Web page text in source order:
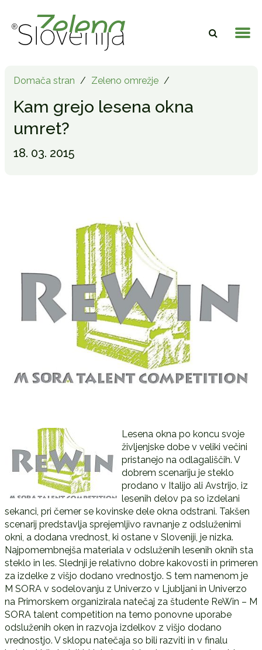
Domača stran / Zeleno omrežje /
Kam grejo lesena okna
umret?
18. 03. 2015
Lesena okna po koncu svoje
življenjske dobe v veliki večini
pristanejo na odlagališčih. V
dobrem scenariju je steklo
prodano v Italijo ali Avstrijo, iz
lesenih delov pa so izdelani
sekanci, pri čemer se kovinske dele okna odstrani. Takšen
scenarij predstavlja sprejemljivo ravnanje z odsluženimi
okni, a dodana vrednost, ki ostane v Sloveniji, je nizka.
Najpomembnejša materiala v odsluženih lesenih oknih sta
steklo in les. Slednji je relativno dobre kakovosti in primeren
za izdelke z višjo dodano vrednostjo. S tem namenom je
M SORA v sodelovanju z Univerzo v Ljubljani in Univerzo
na Primorskem organizirala natečaj za študente ReWin – M
SORA talent competition na temo ponovne uporabe
odsluženih oken in razvoja izdelkov z višjo dodano
vrednostjo. V sklopu natečaja so bili razviti in v finalu